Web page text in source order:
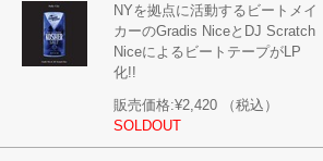
NYを拠点に活動するビートメイ
カーのGradis NiceとDJ Scratch
NiceによるビートテープがLP
化!!
販売価格:¥2,420
（税込）
SOLDOUT